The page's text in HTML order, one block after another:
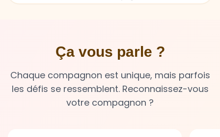
Ça vous parle ?
Chaque compagnon est unique, mais parfois
les défis se ressemblent. Reconnaissez-vous
votre compagnon ?